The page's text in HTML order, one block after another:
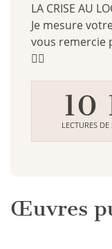
LA CRISE AU
Je mesure
vous remercie
🧛‍♀️
10
LECTURES
Œuvres